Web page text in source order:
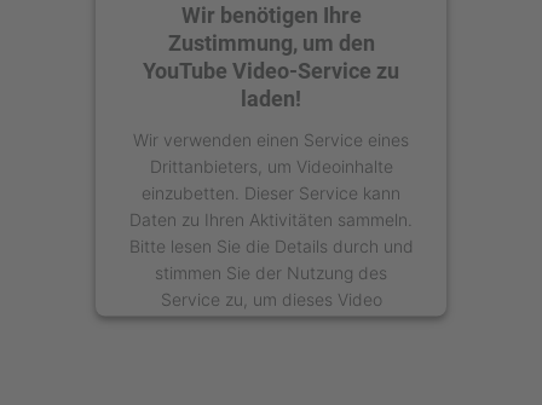
Wir benötigen Ihre
Zustimmung, um den
YouTube Video-Service zu
laden!
Wir verwenden einen Service eines
Drittanbieters, um Videoinhalte
einzubetten. Dieser Service kann
Daten zu Ihren Aktivitäten sammeln.
Bitte lesen Sie die Details durch und
stimmen Sie der Nutzung des
Service zu, um dieses Video
anzusehen.